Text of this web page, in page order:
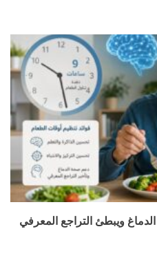
ويبطئ التراجع المعرفي